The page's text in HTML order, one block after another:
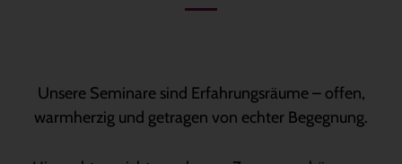
Unsere Seminare sind Erfahrungsräume – offen,
warmherzig und getragen von echter Begegnung.